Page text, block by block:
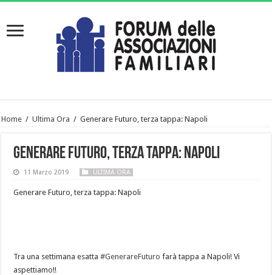
Home / Ultima Ora / Generare Futuro, terza tappa: Napoli
Generare Futuro, terza tappa: Napoli
11 Marzo 2019 ULTIMA ORA
Generare Futuro, terza tappa: Napoli
Tra una settimana esatta#GenerareFuturo farà tappa a Napoli! Vi
aspettiamo!!